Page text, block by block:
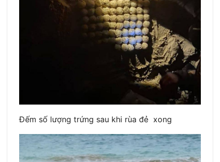
Đếm số lượng trứng sau khi rùa đẻ xong